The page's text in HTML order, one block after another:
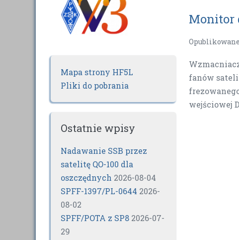
Mapa strony HF5L
Pliki do pobrania
Ostatnie wpisy
Nadawanie SSB przez
satelitę QO-100 dla
oszczędnych 2026-08-04
SPFF-1397/PL-0644 2026-
08-02
SPFF/POTA z SP8 2026-07-
29
Monitor
fanów
wejściowej